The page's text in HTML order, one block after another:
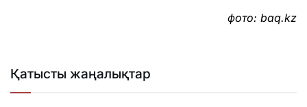
фото: baq.kz
Қатысты жаңалықтар